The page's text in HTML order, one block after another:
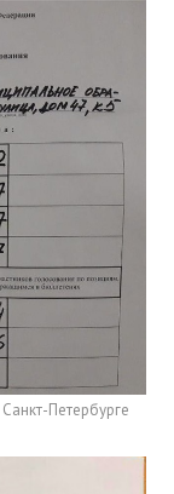
Петербурге